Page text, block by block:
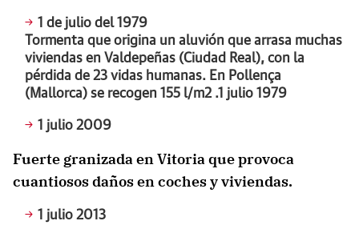
1 de julio del 1979
Tormenta que origina un aluvión que arrasa muchas
viviendas en Valdepeñas (Ciudad Real), con la
pérdida de 23 vidas humanas. En Pollença
(Mallorca) se recogen 155 l/m2 .1 julio 1979
1 julio 2009
Fuerte granizada en Vitoria que provoca
cuantiosos daños en coches y viviendas.
1 julio 2013